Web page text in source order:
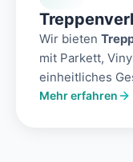
Wir bieten
mit Parkett,
einheitliches
Mehr erfahren